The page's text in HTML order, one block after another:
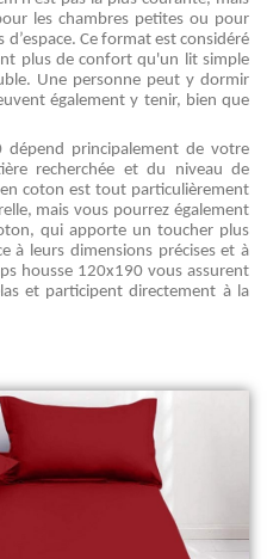
les chambres petites ou pour
Ce format est considéré
plus de confort qu'un lit simple
Une personne peut y dormir
également y tenir, bien que
dépend principalement de votre
recherchée et du niveau de
coton est tout particulièrement
mais vous pourrez également
qui apporte un toucher plus
à leurs dimensions précises et à
housse 120x190 vous assurent
et participent directement à la